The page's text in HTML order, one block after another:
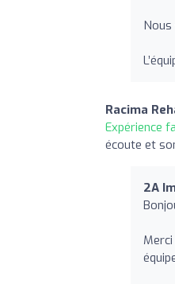
Racima
Expérience
écoute et
2A